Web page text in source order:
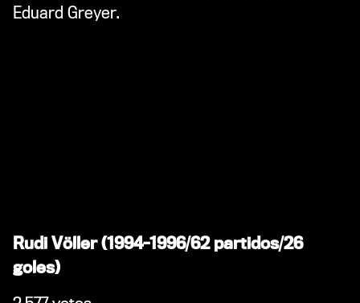
Eduard Greyer.
Rudi Völler (1994-1996/62 partidos/26
goles)